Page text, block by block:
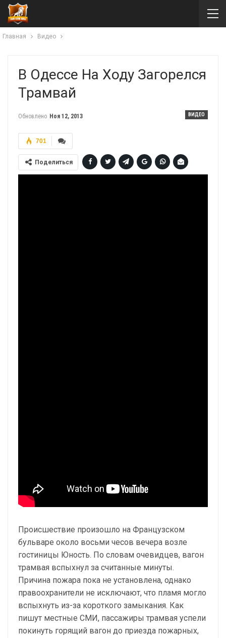
Главная Видео
В Одессе На Ходу Загорелся
Трамвай
ВИДЕО
Обновлено Ноя 12, 2013
701
Поделиться
Происшествие произошло на Французском
бульваре около восьми чесов вечера возле
гостиницы Юность. По словам очевидцев, вагон
трамвая вспыхнул за считанные минуты.
Причина пожара пока не установлена, однако
правоохранители не исключают, что пламя могло
вспыхнуть из-за короткого замыкания. Как
пишут местные СМИ, пассажиры трамвая успели
покинуть горящий вагон до приезда пожарных,